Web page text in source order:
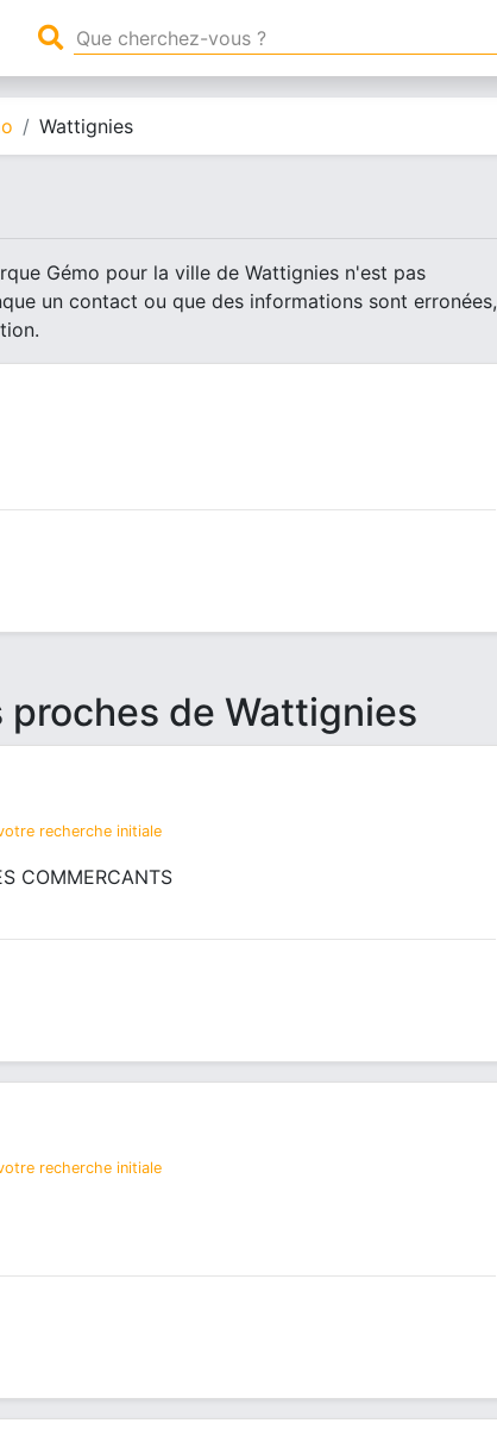
Wattignies
Gémo pour la ville de Wattignies n'est pas
un contact ou que des informations sont erronées,
proches de Wattignies
recherche initiale
COMMERCANTS
recherche initiale